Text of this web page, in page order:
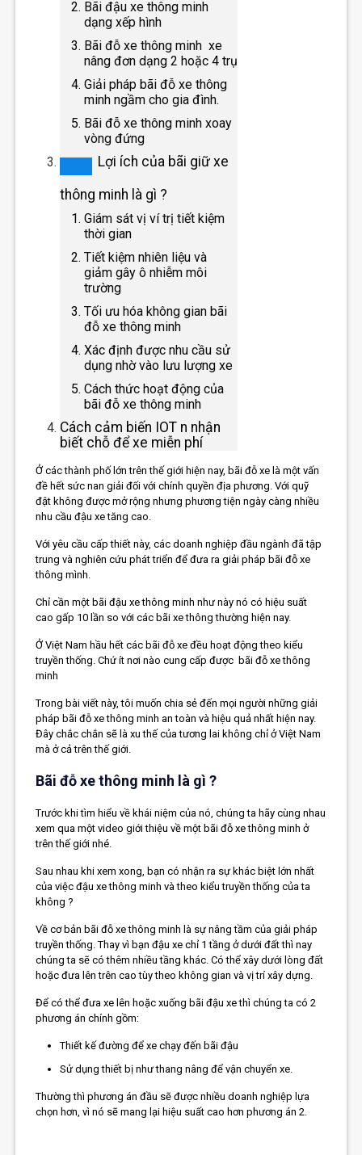
Bãi đậu xe thông minh
dạng xếp hình
Bãi đỗ xe thông minh xe
nâng đơn dạng 2 hoặc 4 trụ
Giải pháp bãi đỗ xe thông
minh ngầm cho gia đình.
Bãi đỗ xe thông minh xoay
vòng đứng
Lợi ích của bãi giữ xe
thông minh là gì ?
Giám sát vị ví trị tiết kiệm
thời gian
Tiết kiệm nhiên liệu và
giảm gây ô nhiễm môi
trường
Tối ưu hóa không gian bãi
đỗ xe thông minh
Xác định được nhu cầu sử
dụng nhờ vào lưu lượng xe
Cách thức hoạt động của
bãi đỗ xe thông minh
Cách cảm biến IOT n nhận
biết chỗ để xe miễn phí
Ở các thành phố lớn trên thế giới hiện nay, bãi đỗ xe là một vấn
đề hết sức nan giải đối với chính quyền địa phương. Với quỹ
đật không được mở rộng nhưng phương tiện ngày càng nhiều
nhu cầu đậu xe tăng cao.
Với yêu cầu cấp thiết này, các doanh nghiệp đầu ngành đã tập
trung và nghiên cứu phát triển để đưa ra giải pháp bãi đỗ xe
thông mình.
Chỉ cần một bãi đậu xe thông minh như này nó có hiệu suất
cao gấp 10 lần so với các bãi xe thông thường hiện nay.
Ở Việt Nam hầu hết các bãi đỗ xe đều hoạt động theo kiểu
truyền thống. Chứ ít nơi nào cung cấp được bãi đỗ xe thông
minh
Trong bài viết này, tôi muốn chia sẻ đến mọi người những giải
pháp bãi đỗ xe thông minh an toàn và hiệu quả nhất hiện nay.
Đây chắc chắn sẽ là xu thế của tương lai không chỉ ở Việt Nam
mà ở cả trên thế giới.
Bãi đỗ xe thông minh là gì ?
Trước khi tìm hiểu về khái niệm của nó, chúng ta hãy cùng nhau
xem qua một video giới thiệu về một bãi đỗ xe thông minh ở
trên thế giới nhé.
Sau nhau khi xem xong, bạn có nhận ra sự khác biệt lớn nhất
của việc đậu xe thông minh và theo kiểu truyền thống của ta
không ?
Về cơ bản bãi đỗ xe thông minh là sự nâng tầm của giải pháp
truyền thống. Thay vì bạn đậu xe chỉ 1 tầng ở dưới đất thì nay
chúng ta sẽ có thêm nhiều tầng khác. Có thể xây dưới lòng đất
hoặc đưa lên trên cao tùy theo không gian và vị trí xây dựng.
Để có thể đưa xe lên hoặc xuống bãi đậu xe thì chúng ta có 2
phương án chính gồm:
Thiết kế đường để xe chạy đến bãi đậu
Sử dụng thiết bị như thang nâng để vận chuyển xe.
Thường thì phương án đầu sẽ được nhiều doanh nghiệp lựa
chọn hơn, vì nó sẽ mang lại hiệu suất cao hơn phương án 2.